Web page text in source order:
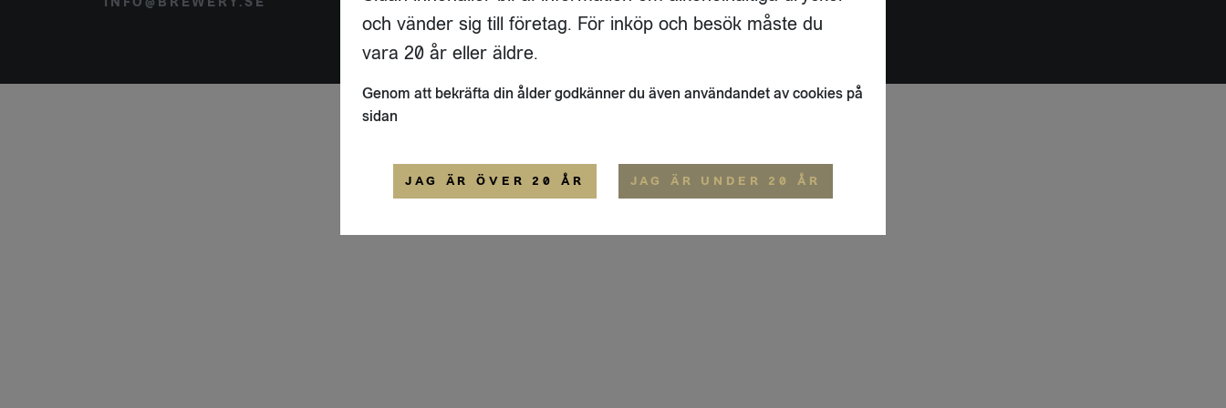
ALLMÄNNA VILLKOR
och vänder sig till företag. För inköp och besök måste du
vara 20 år eller äldre.
Genom att bekräfta din ålder godkänner du även användandet av cookies på
sidan
JAG ÄR ÖVER 20 ÅR JAG ÄR UNDER 20 ÅR